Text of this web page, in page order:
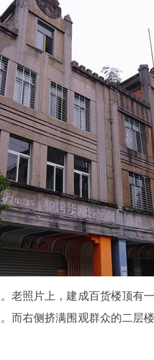
老照片上，建成百货楼顶有
而右侧挤满围观群众的二层